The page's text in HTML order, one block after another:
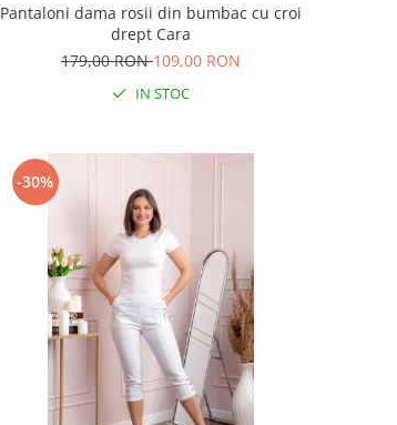
Pantaloni dama rosii din bumbac cu croi
drept Cara
179,00 RON109,00 RON
IN STOC
-30%